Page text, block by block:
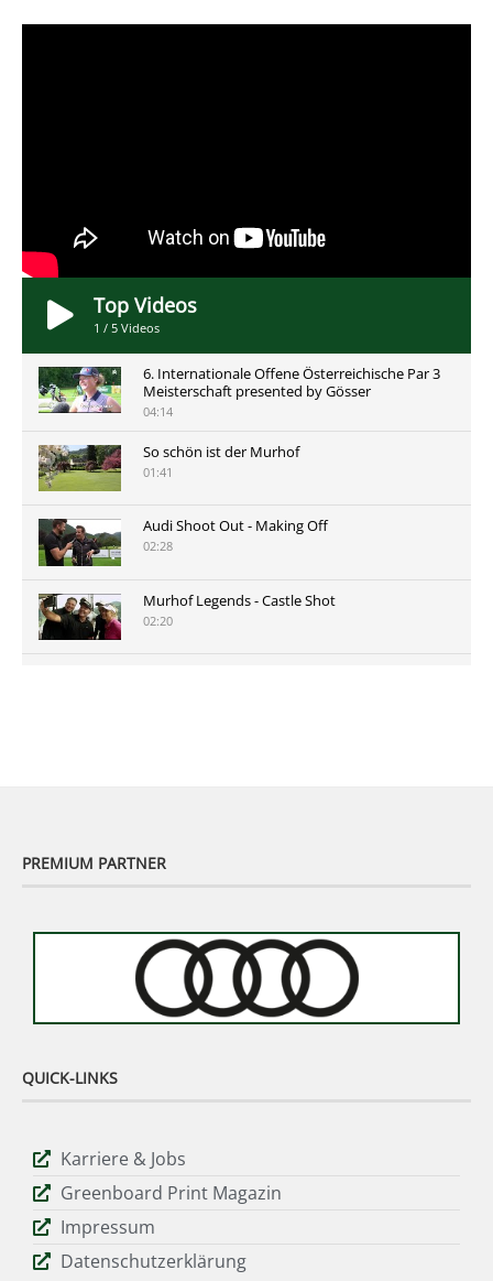
Top Videos
1 / 5 Videos
6. Internationale Offene Österreichische Par 3
Meisterschaft presented by Gösser
04:14
So schön ist der Murhof
01:41
Audi Shoot Out - Making Off
02:28
Murhof Legends - Castle Shot
02:20
PREMIUM PARTNER
QUICK-LINKS
Karriere & Jobs
Greenboard Print Magazin
Impressum
Datenschutzerklärung